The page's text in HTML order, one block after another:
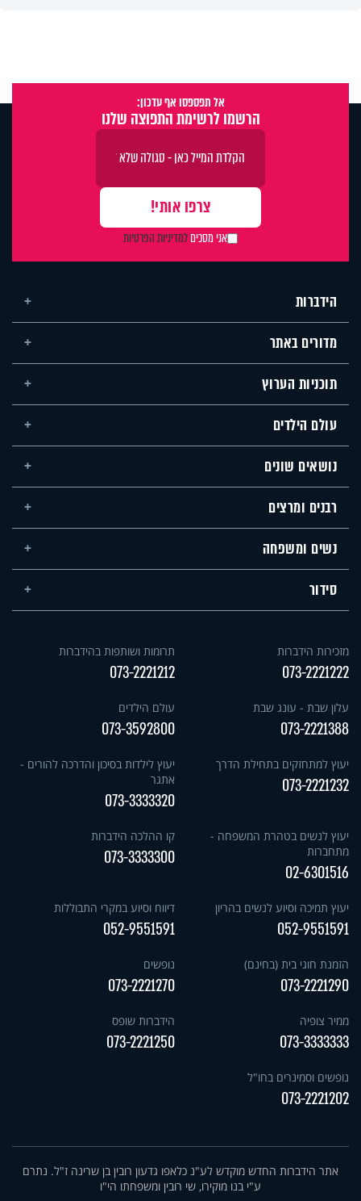
אל תפספסו אף עדכון:
הרשמו לרשימת התפוצה שלנו
אני מסכיםלמדיניות הפרטיות
הידברות
מדורים באתר
תוכניות הערוץ
עולם הילדים
נושאים שונים
רבנים ומרצים
נשים ומשפחה
סידור
מזכירות הידברות
073-2221222
תרומות ושותפות בהידברות
073-2221212
עלון שבת - עונג שבת
073-2221388
עולם הילדים
073-3592800
יעוץ למתחזקים בתחילת הדרך
073-2221232
יעוץ לילדות בסיכון והדרכה להורים -
אתגר
073-3333320
יעוץ לנשים בטהרת המשפחה -
מתחברות
02-6301516
קו ההלכה הידברות
073-3333300
יעוץ תמיכה וסיוע לנשים בהריון
052-9551591
דיווח וסיוע במקרי התבוללות
052-9551591
הזמנת חוגי בית (בחינם)
073-2221290
נופשים
073-2221270
ממיר צופיה
073-3333333
הידברות שופס
073-2221250
נופשים וסמינרים בחו"ל
073-2221202
אתר הידברות החדש מוקדש לע"נ כלאפו גדעון רובין בן שרינה ז"ל. נתרם
ע"י בנו מוקירו, שי רובין ומשפחתו הי"ו